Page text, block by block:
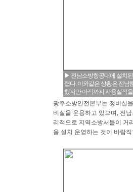
▶ 전남소방항공대에 설치
렵다. 이와같은 상황은 전남
했지만 아직까지 사용실적
광주소방안전본부는 정비실
비실을 운용하고 있으며, 전
리적으로 지역소방서들이 거
을 설치 운영하는 것이 바람